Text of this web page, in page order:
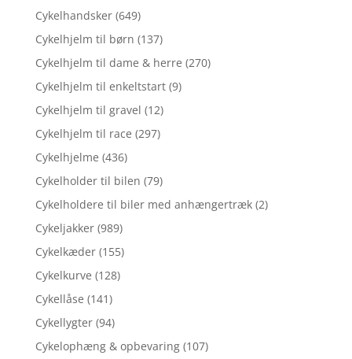
Cykelhandsker (649)
Cykelhjelm til børn (137)
Cykelhjelm til dame & herre (270)
Cykelhjelm til enkeltstart (9)
Cykelhjelm til gravel (12)
Cykelhjelm til race (297)
Cykelhjelme (436)
Cykelholder til bilen (79)
Cykelholdere til biler med anhængertræk (2)
Cykeljakker (989)
Cykelkæder (155)
Cykelkurve (128)
Cykellåse (141)
Cykellygter (94)
Cykelophæng & opbevaring (107)